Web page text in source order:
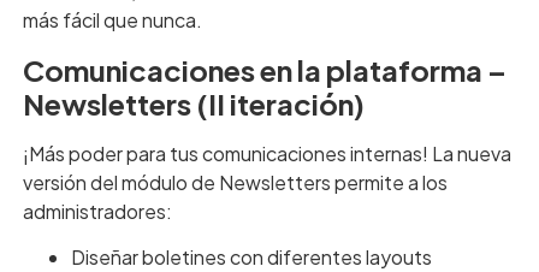
más fácil que nunca.
Comunicaciones en la plataforma –
Newsletters (II iteración)
¡Más poder para tus comunicaciones internas! La nueva
versión del módulo de Newsletters permite a los
administradores:
Diseñar boletines con diferentes layouts